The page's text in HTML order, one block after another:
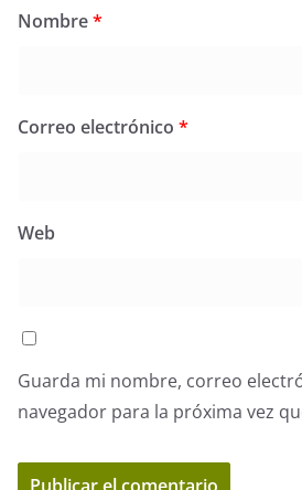
Nombre*
Correo electrónico *
Web
Guarda mi nombre, correo
navegador para la próxima vez